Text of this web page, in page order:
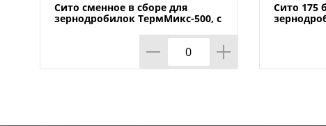
Сито сменное в сборе для
зернодробилок ТермМикс-500, с
Сито 175